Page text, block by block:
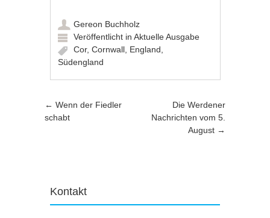
Gereon Buchholz
Veröffentlicht inAktuelle Ausgabe
Cor,Cornwall England
Südengland
Artikel-Navigation
← Wenn der Fiedler
schabt
Die Werdener
Nachrichten vom 5.
August →
Kontakt